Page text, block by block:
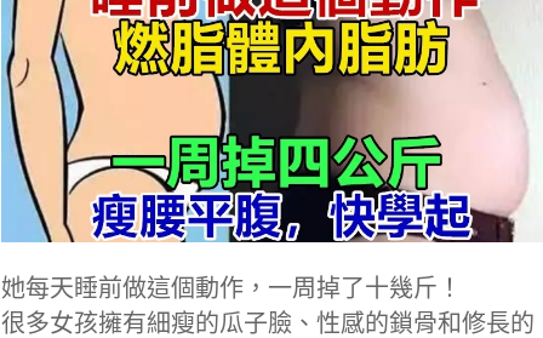
她每天睡前做這個動作，一周掉了十幾斤！
很多女孩擁有細瘦的瓜子臉、性感的鎖骨和修長的